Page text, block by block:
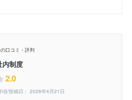
口コミ・評判
内制度
2.0
頃/投稿日： 2026年4月21日